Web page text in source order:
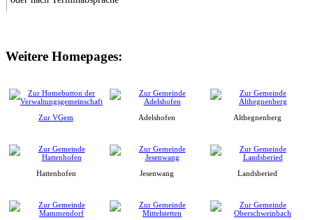
Weitere Homepages:
Zur VGem Adelshofen Althegnenberg
Hattenhofen Jesenwang Landsberied